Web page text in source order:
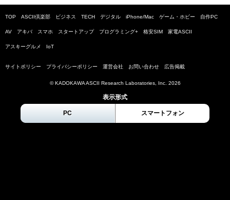
TOP ASCII倶楽部 ビジネス TECH デジタル iPhone/Mac ゲーム・ホビー 自作PC
AV アキバ スマホ スタートアップ プログラミング+ 格安SIM 家電ASCII
アスキーグルメ IoT
サイトポリシー プライバシーポリシー 運営会社 お問い合わせ 広告掲載
© KADOKAWA ASCII Research Laboratories, Inc. 2026
表示形式
PC スマートフォン